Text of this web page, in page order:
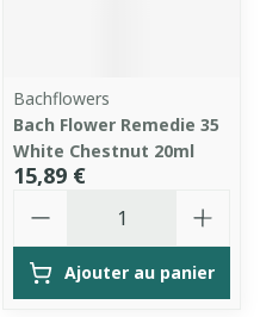
Bachflowers
Bach Flower Remedie 35
White Chestnut 20ml
15,89 €
Ajouter au panier